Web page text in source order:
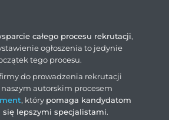
całego procesu rekrutacji,
ogłoszenia to jedynie
tego procesu.
do prowadzenia rekrutacji
autorskim procesem
, który pomaga kandydatom
się lepszymi specjalistami.